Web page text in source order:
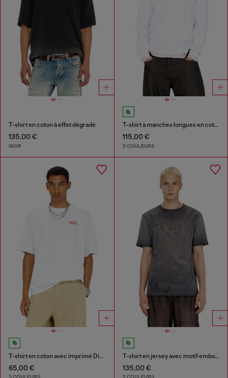
T-shirt en coton à effet dégradé
135,00 €
NOIR
T-shirt à manches longues en coton avec Oval D
115,00 €
2 COULEURS
T-shirt en coton avec imprimé Diesel Biscotto
65,00 €
T-shirt en jersey avec motif embossé
135,00 €